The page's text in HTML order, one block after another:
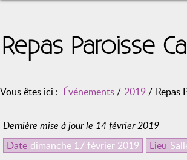
Repas Paroisse
Vous êtes ici : Événements / 2019 / Repas
Dernière mise à jour le 14 février 2019
Date dimanche 17 février 2019 Lieu